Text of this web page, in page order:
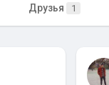
Друзья 1